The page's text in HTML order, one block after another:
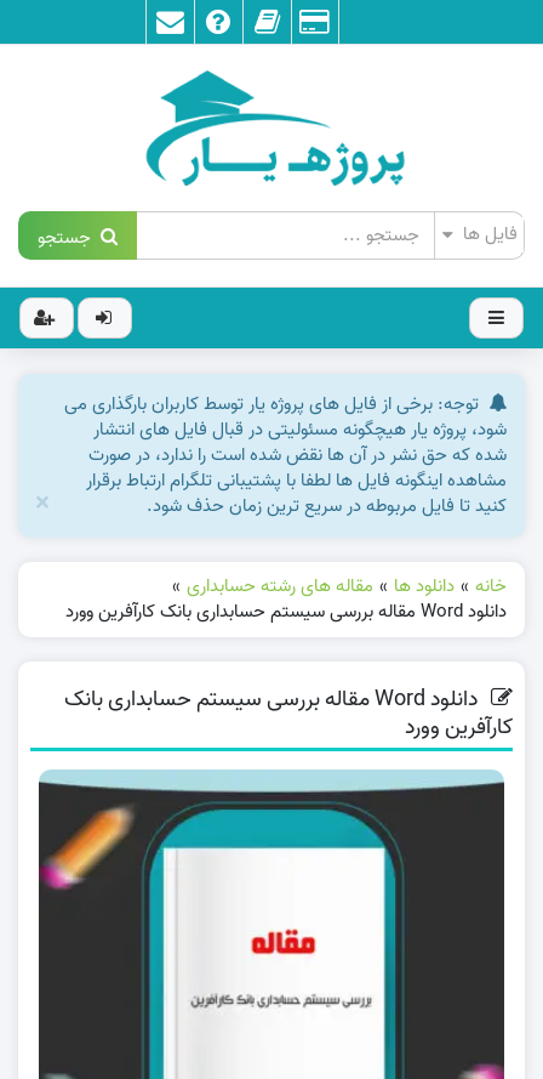
جستجو
توجه: برخی از فایل های پروژه یار توسط کاربران بارگذاری می
شود، پروژه یار هیچگونه مسئولیتی در قبال فایل های انتشار
شده که حق نشر در آن ها نقض شده است را ندارد، در صورت
مشاهده اینگونه فایل ها لطفا با پشتیبانی تلگرام ارتباط برقرار
کنید تا فایل مربوطه در سریع ترین زمان حذف شود.
×
خانه » دانلود ها » مقاله های رشته حسابداری »
دانلود Word مقاله بررسی سيستم حسابداری بانک كارآفرين وورد
دانلود Word مقاله بررسی سيستم حسابداری بانک
كارآفرين وورد